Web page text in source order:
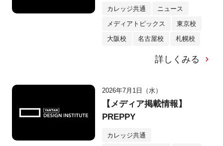
カレッジ共通 ニュース
メディアトピックス 東京校
大阪校 名古屋校 札幌校
詳しくみる
2026年7月1日（水）
【メディア掲載情報】
PREPPY
カレッジ共通